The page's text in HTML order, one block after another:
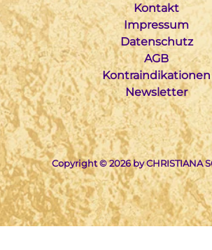
Kontakt
Impressum
Datenschutz
AGB
Kontraindikationen
Newsletter
Copyright © 2026 by CHRISTIANA